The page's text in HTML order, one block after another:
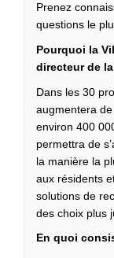
Prenez
questions le
Pourquoi la
directeur de
Dans les 30
augmentera
environ 400
permettra de
la manière la
aux résidents
solutions de
des choix plus
En quoi